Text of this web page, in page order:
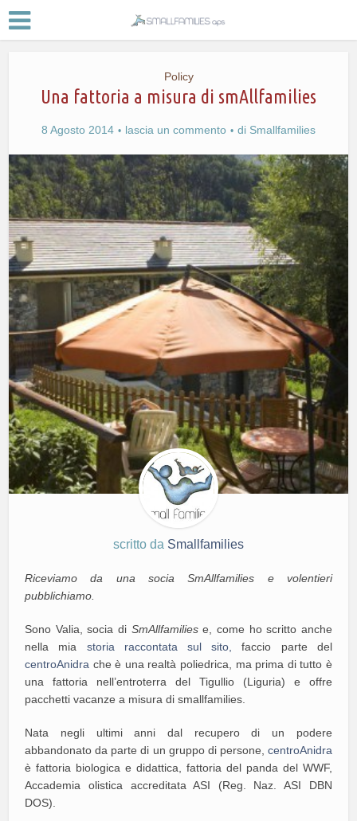
Policy
Una fattoria a misura di smAllfamilies
8 Agosto 2014 lascia un commento di Smallfamilies
scritto da Smallfamilies
Riceviamo da una socia SmAllfamilies e volentieri
pubblichiamo.
Sono Valia, socia di SmAllfamiliese, come ho scritto anche
nella mia storia raccontata sul sito,
faccio parte del
centroAnidra che è una realtà poliedrica, ma prima di tutto è
una fattoria nell’entroterra del Tigullio (Liguria) e offre
pacchetti vacanze a misura di smallfamilies.
Nata negli ultimi anni dal recupero di un podere
abbandonato da parte di un gruppo di persone, centroAnidra
è fattoria biologica e didattica, fattoria del panda del WWF,
Accademia olistica accreditata ASI (Reg. Naz. ASI DBN
DOS).